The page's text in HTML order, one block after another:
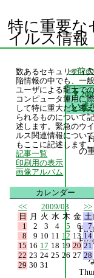
特に重要な
イルス情報
前
▼
いま
の
数あるセキュリティ
陥情報の中でも、一般
ユーザによる龍大で
コンピュータ運用に
して特に重大だと考
られるものについて記
述します。緊急のウイ
ルス関連情報について
もここに記述します
記事一覧
印刷用の表示
画像アルバム
カレンダー
<<
2009/03
>>
日
月 火 水 木 金 土
1
2 3 4 5 6
7
8
9 10 11 12 13 14
15 16 17 18 19 20 21
22 23 24 25 26 27 28
29 30 31